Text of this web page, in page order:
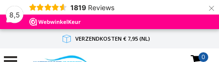
8,5
1819 Reviews ×
VERZENDKOSTEN € 7,95 (NL)
GRATIS VERZENDING(NL) VANAF € 65,- 0